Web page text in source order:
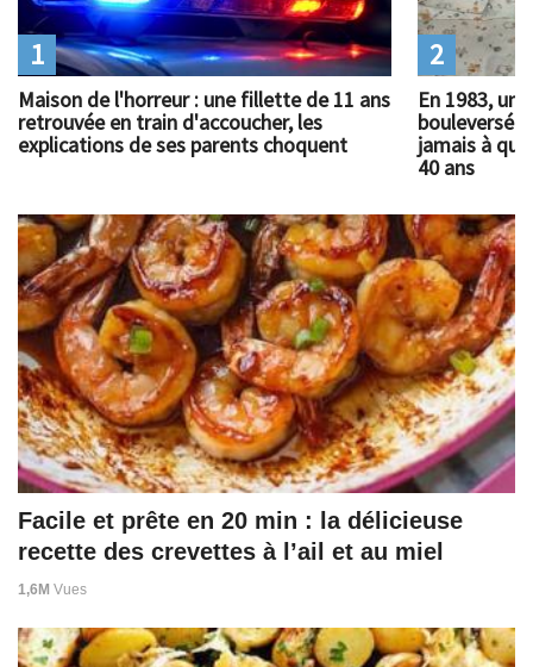
Maison de l'horreur : une fillette de 11 ans
retrouvée en train d'accoucher, les
explications de ses parents choquent
1
En 1983, un
bouleversé
jamais à
40 ans
2
Facile et prête en 20 min : la délicieuse
recette des crevettes à l’ail et au miel
1,6M Vues